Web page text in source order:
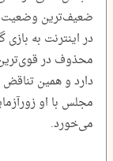
ضعیف‌ترین وضعیت
در اینترنت به
دارد و همین
مجلس با او
می‌خورد.